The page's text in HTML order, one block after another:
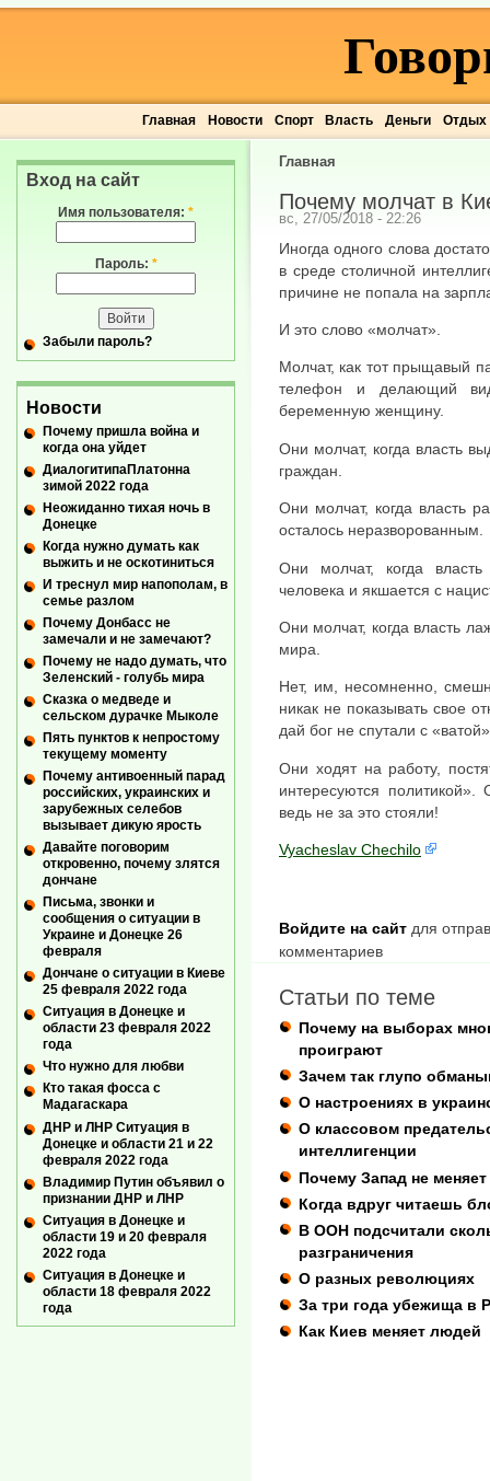
Главная Новости Спорт Власть Деньги Отдых
Главная
Почему молчат в
вс, 27/05/2018 - 22:26
Иногда одного слова
в среде столичной
причине не попала на
И это слово «молчат».
Молчат, как тот прыщавый
телефон и делающий
беременную женщину.
Они молчат, когда власть
граждан.
Они молчат, когда власть
осталось неразворованным.
Они молчат, когда
человека и якшается с
Они молчат, когда власть
мира.
Нет, им, несомненно,
никак не показывать свое
дай бог не спутали с
Они ходят на работу,
интересуются
ведь не за это стояли!
Vyacheslav Chechilo
Войдите на сайт для
комментариев
Статьи по теме
Почему на выборах
проиграют
Зачем так глупо
О настроениях в
О классовом
интеллигенции
Почему Запад не
Когда вдруг читаешь
В ООН подсчитали
разграничения
О разных революциях
За три года убежища в
Как Киев меняет людей
Вход на сайт
Имя пользователя: *
Пароль: *
Забыли пароль?
Новости
Почему пришла война и
когда она уйдет
ДиалогитипаПлатонна
зимой 2022 года
Неожиданно тихая ночь в
Донецке
Когда нужно думать как
выжить и не оскотиниться
И треснул мир напополам, в
семье разлом
Почему Донбасс не
замечали и не замечают?
Почему не надо думать, что
Зеленский - голубь мира
Сказка о медведе и
сельском дурачке Мыколе
Пять пунктов к непростому
текущему моменту
Почему антивоенный парад
российских, украинских и
зарубежных селебов
вызывает дикую ярость
Давайте поговорим
откровенно, почему злятся
дончане
Письма, звонки и
сообщения о ситуации в
Украине и Донецке 26
февраля
Дончане о ситуации в Киеве
25 февраля 2022 года
Ситуация в Донецке и
области 23 февраля 2022
года
Что нужно для любви
Кто такая фосса с
Мадагаскара
ДНР и ЛНР Ситуация в
Донецке и области 21 и 22
февраля 2022 года
Владимир Путин объявил о
признании ДНР и ЛНР
Ситуация в Донецке и
области 19 и 20 февраля
2022 года
Ситуация в Донецке и
области 18 февраля 2022
года